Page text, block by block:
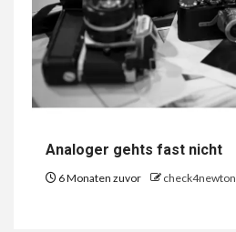
Analoger gehts fast nicht
6 Monaten zuvor check4newton